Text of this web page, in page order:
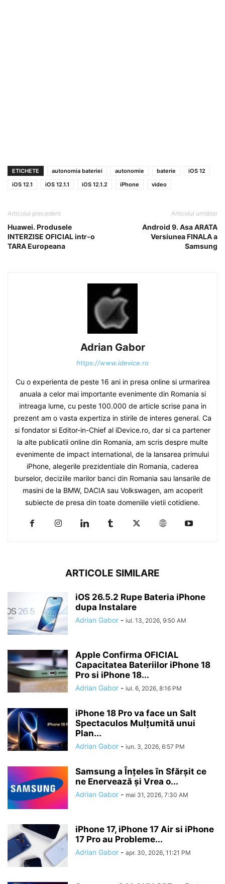
ETICHETE autonomia bateriei autonomie baterie
iOS 12
iOS 12.1
iOS 12.1.1 iOS 12.1.2 iPhone video
Articolul precedent
Huawei. Produsele
INTERZISE OFICIAL intr-o
TARA Europeana
Articolul următor
Android 9. Asa ARATA
Versiunea FINALA a
Samsung
Adrian Gabor
https://www.idevice.ro
Cu o experienta de peste 16 ani in presa online si urmarirea
anuala a celor mai importante evenimente din Romania si
intreaga lume, cu peste 100.000 de article scrise pana in
prezent am o vasta expertiza in stirile de interes general. Ca
si fondator si Editor-in-Chief al iDevice.ro, dar si ca partener
la alte publicatii online din Romania, am scris despre multe
evenimente de impact international, de la lansarea primului
iPhone, alegerile prezidentiale din Romania, caderea
burselor, deciziile marilor banci din Romania sau lansarile de
masini de la BMW, DACIA sau Volkswagen, am acoperit
subiecte de presa din toate domeniile vietii cotidiene.
ARTICOLE SIMILARE
iOS 26.5.2 Rupe Bateria iPhone
dupa Instalare
Adrian Gabor - iul. 13, 2026, 9:50 AM
Apple Confirma OFICIAL
Capacitatea Bateriilor iPhone 18
Pro si iPhone 18...
Adrian Gabor - iul. 6, 2026, 8:16 PM
iPhone 18 Pro va face un Salt
Spectaculos Mulțumită unui
Plan...
Adrian Gabor - iun. 3, 2026, 6:57 PM
Samsung a Înțeles în Sfărșit ce
ne Enervează și Vrea o...
Adrian Gabor - mai 31, 2026, 7:30 AM
iPhone 17, iPhone 17 Air si iPhone
17 Pro au Probleme...
Adrian Gabor - apr. 30, 2026, 11:21 PM